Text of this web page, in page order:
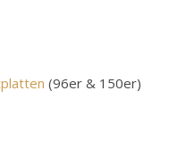
(96er & 150er)